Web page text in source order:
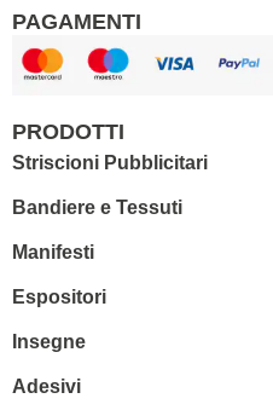
PAGAMENTI
PRODOTTI
Striscioni Pubblicitari
Bandiere e Tessuti
Manifesti
Espositori
Insegne
Adesivi